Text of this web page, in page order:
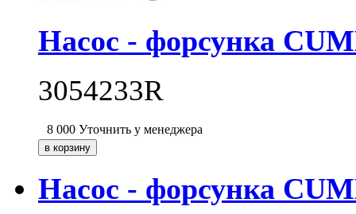
Насос - форсунка
3054233R
8 000 Уточнить у менеджера
Насос - форсунка